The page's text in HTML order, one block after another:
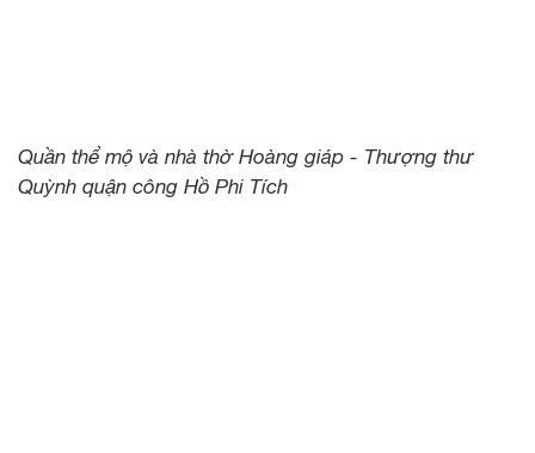
Quần thể mộ và nhà thờ Hoàng giáp - Thượng thư
Quỳnh quận công Hồ Phi Tích